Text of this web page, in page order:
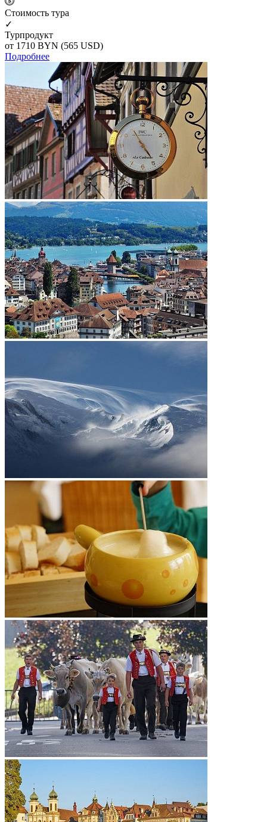
Cтоимость тура
✓
Турпродукт
от 1710 BYN (565 USD)
Подробнее